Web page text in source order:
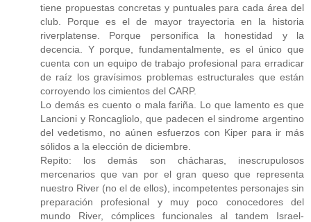
tiene propuestas concretas y puntuales para cada área del
club. Porque es el de mayor trayectoria en la historia
riverplatense. Porque personifica la honestidad y la
decencia. Y porque, fundamentalmente, es el único que
cuenta con un equipo de trabajo profesional para erradicar
de raíz los gravísimos problemas estructurales que están
corroyendo los cimientos del CARP.
Lo demás es cuento o mala fariña. Lo que lamento es que
Lancioni y Roncagliolo, que padecen el sindrome argentino
del vedetismo, no aúnen esfuerzos con Kiper para ir más
sólidos a la elección de diciembre.
Repito: los demás son chácharas, inescrupulosos
mercenarios que van por el gran queso que representa
nuestro River (no el de ellos), incompetentes personajes sin
preparación profesional y muy poco conocedores del
mundo River, cómplices funcionales al tandem Israel-